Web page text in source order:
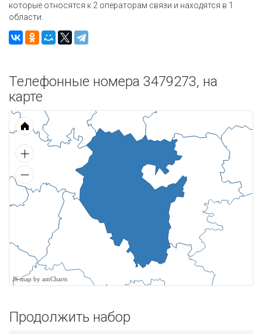
которые относятся к 2 операторам связи и находятся в 1
области.
Телефонные номера 3479273, на
карте
JS map by amCharts
Продолжить набор